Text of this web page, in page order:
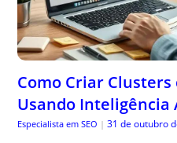
Como Criar
Usando Inteligência
Especialista em SEO | 31 de outubro